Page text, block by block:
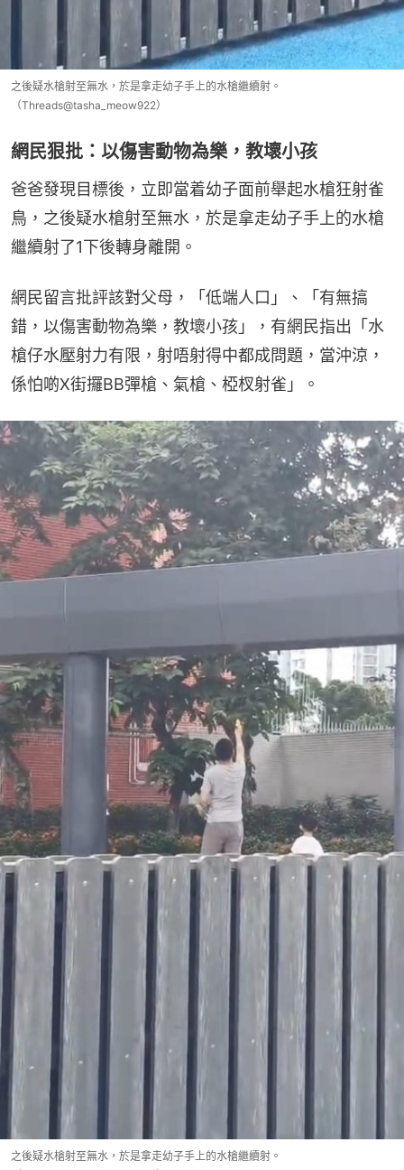
之後疑水槍射至無水，於是拿走幼子手上的水槍繼續射。
（Threads@tasha_meow922）
網民狠批：以傷害動物為樂，教壞小孩
爸爸發現目標後，立即當着幼子面前舉起水槍狂射雀
鳥，之後疑水槍射至無水，於是拿走幼子手上的水槍
繼續射了1下後轉身離開。
網民留言批評該對父母，「低端人口」、「有無搞
錯，以傷害動物為樂，教壞小孩」，有網民指出「水
槍仔水壓射力有限，射唔射得中都成問題，當沖涼，
係怕啲X街攞BB彈槍、氣槍、椏杈射雀」。
之後疑水槍射至無水，於是拿走幼子手上的水槍繼續射。